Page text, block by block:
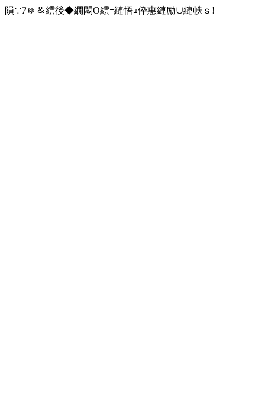
隕∵ｱゅ＆繧後◆繝悶Ο繧ｰ縺悟ｭ伜惠縺励∪縺帙ｓ!